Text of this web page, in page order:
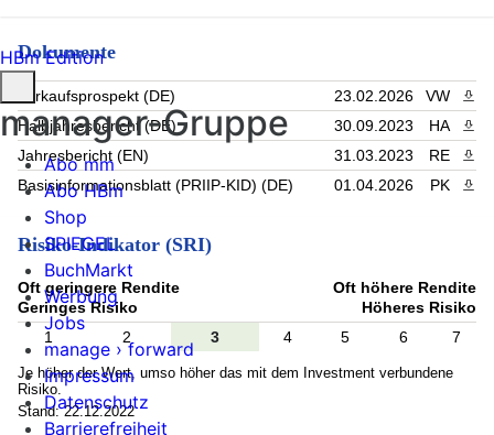
Dokumente
Verkaufsprospekt (DE) 23.02.2026 VW
Halbjahresbericht (DE)
30.09.2023 HA
Jahresbericht (EN)
31.03.2023 RE
Basisinformationsblatt (PRIIP-KID) (DE)
01.04.2026 PK
Risiko-Indikator (SRI)
Oft geringere Rendite
Geringes Risiko
Oft höhere Rendite
Höheres Risiko
1
2 3 4 5 6 7
Je höher der Wert, umso höher das mit dem Investment verbundene
Risiko.
Stand: 22.12.2022
HBm Edition
manager-Gruppe
Abo mm
Abo HBm
Shop
SPIEGEL
BuchMarkt
Werbung
Jobs
manage › forward
Impressum
Datenschutz
Barrierefreiheit